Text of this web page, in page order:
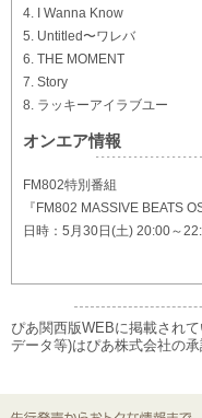
4. I Wanna Know
5. Untitled〜ワレバ
6. THE MOMENT
7. Story
8. ラッキーアイラブユー
オンエア情報
FM802特別番組
『FM802 MASSIVE BEATS
日時：5月30日(土) 20:00～
ぴあ関西版WEBに掲載され
データ等)はぴあ株式会社の